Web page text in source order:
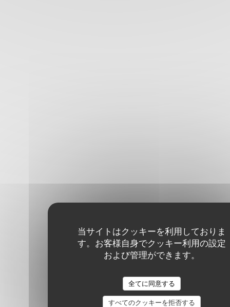
当サイトはクッキーを利用しておりま
す。お客様自身でクッキー利用の設定
および管理ができます。
全てに同意する
すべてのクッキーを拒否する